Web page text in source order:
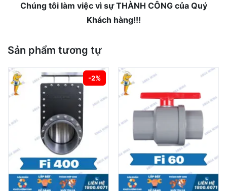
Chúng tôi làm việc vì sự THÀNH CÔNG của Quý
Khách hàng!!!
Sản phẩm tương tự
-2%